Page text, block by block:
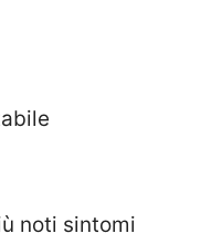
noti sintomi